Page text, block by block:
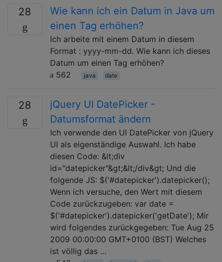
28
Wie kann ich ein Datum in Java um
einen Tag erhöhen?
Ich arbeite mit einem Datum in diesem
Format : yyyy-mm-dd. Wie kann ich dieses
Datum um einen Tag erhöhen?
562
java date
28
jQuery UI DatePicker -
Datumsformat ändern
Ich verwende den UI DatePicker von jQuery
UI als eigenständige Auswahl. Ich habe
diesen Code: &lt;div
id="datepicker"&gt;&lt;/div&gt; Und die
folgende JS: $('#datepicker').datepicker();
Wenn ich versuche, den Wert mit diesem
Code zurückzugeben: var date =
$('#datepicker').datepicker('getDate'); Mir
wird folgendes zurückgegeben: Tue Aug 25
2009 00:00:00 GMT+0100 (BST) Welches
ist völlig das …